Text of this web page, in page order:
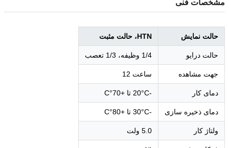
مشخصات فنی
حالت نمایش HTN، حالت مثبت
حالت درایو 1/4 وظیفه، 1/3 تعصب
جهت مشاهده ساعت 12
دمای کار -20°C تا +70°C
دمای ذخیره سازی -30°C تا +80°C
ولتاژ کار 5.0 ولت